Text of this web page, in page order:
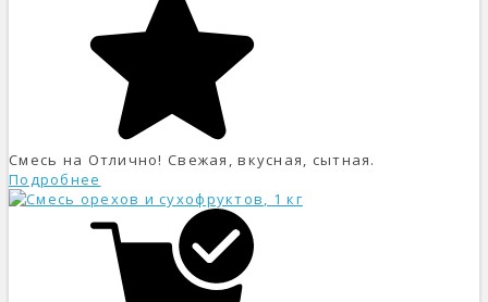
Смесь на Отлично! Свежая, вкусная, сытная.
Подробнее